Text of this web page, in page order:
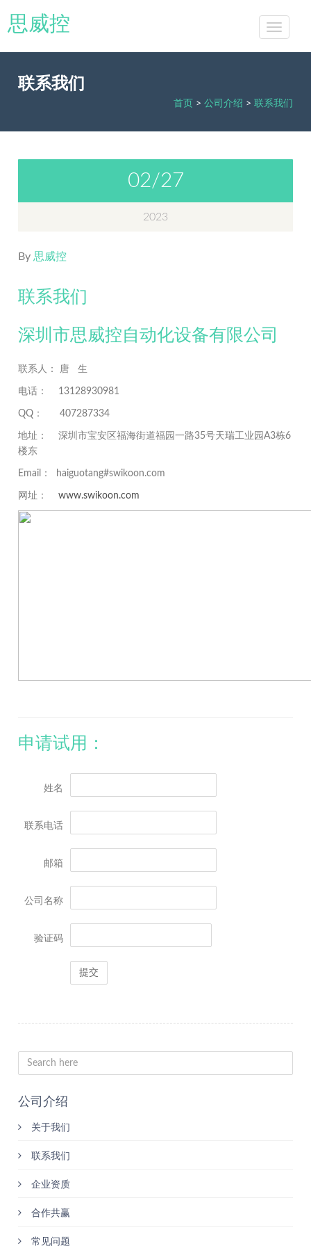
思威控
联系我们
首页 > 公司介绍 > 联系我们
02/27
2023
By 思威控
联系我们
深圳市思威控自动化设备有限公司
联系人： 唐 生
电话： 13128930981
QQ： 407287334
地址： 深圳市宝安区福海街道福园一路35号天瑞工业园A3栋6
楼东
Email： haiguotang#swikoon.com
网址：www.swikoon.com
申请试用：
姓名
联系电话
邮箱
公司名称
验证码
公司介绍
关于我们
联系我们
企业资质
合作共赢
常见问题